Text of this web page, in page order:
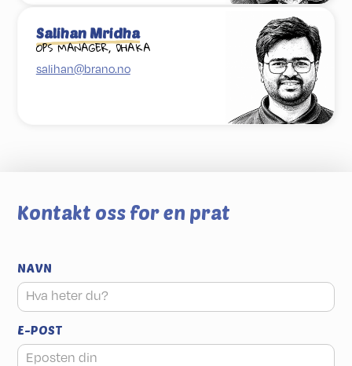
Salihan Mridha
OPS MANAGER, DHAKA
salihan@brano.no
Kontakt oss for en prat
NAVN
E-POST